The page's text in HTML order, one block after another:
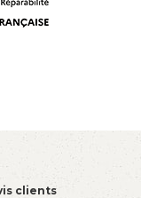
clients